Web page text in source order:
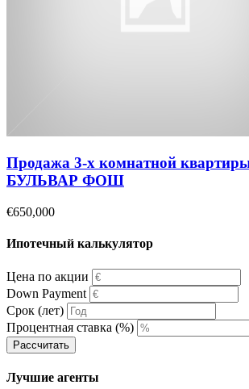
Продажа 3-х комнатной
БУЛЬВАР ФОШ
€650,000
Ипотечный калькулятор
Цена по акции
Down Payment
Срок (лет)
Процентная ставка (%)
Рассчитать
Лучшие агенты